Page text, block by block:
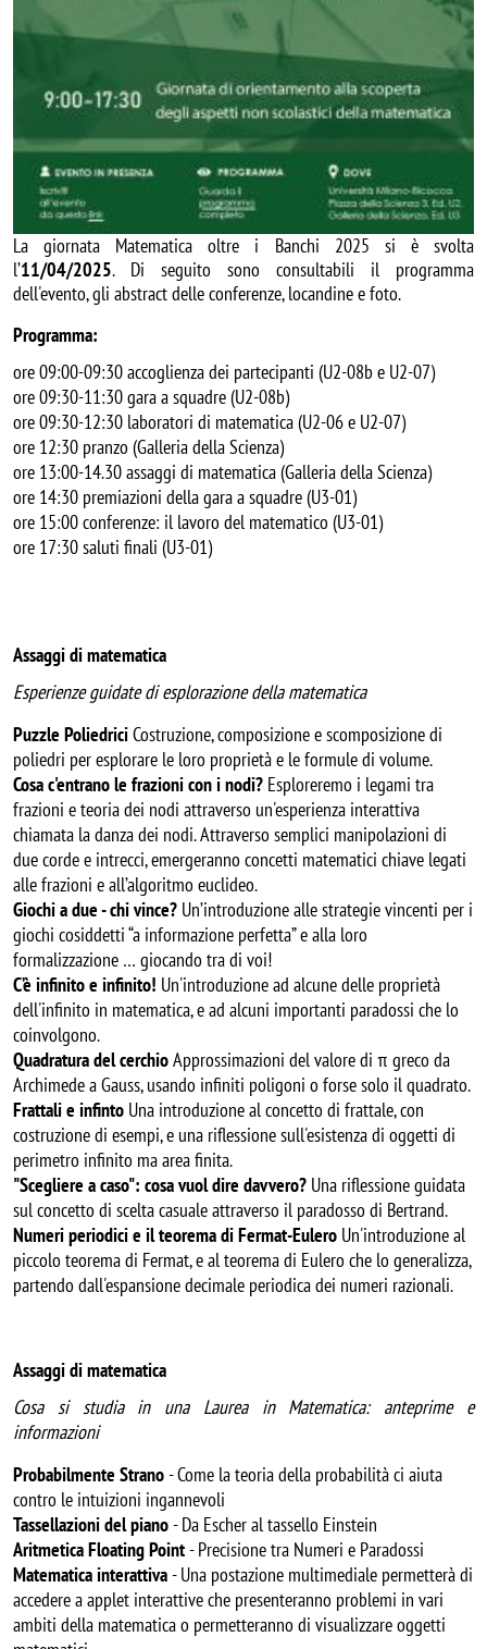
La giornata Matematica oltre i Banchi 2025 si è svolta
l’11/04/2025. Di seguito sono consultabili il programma
dell'evento, gli abstract delle conferenze, locandine e foto.
Programma:
ore 09:00-09:30 accoglienza dei partecipanti (U2-08b e U2-07)
ore 09:30-11:30 gara a squadre (U2-08b)
ore 09:30-12:30 laboratori di matematica (U2-06 e U2-07)
ore 12:30 pranzo (Galleria della Scienza)
ore 13:00-14.30 assaggi di matematica (Galleria della Scienza)
ore 14:30 premiazioni della gara a squadre (U3-01)
ore 15:00 conferenze: il lavoro del matematico (U3-01)
ore 17:30 saluti finali (U3-01)
Assaggi di matematica
Esperienze guidate di esplorazione della matematica
Puzzle PoliedriciCostruzione, composizione e scomposizione di
poliedri per esplorare le loro proprietà e le formule di volume.
Cosa c'entrano le frazioni con i nodi? Esploreremo i legami tra
frazioni e teoria dei nodi attraverso un'esperienza interattiva
chiamata la danza dei nodi. Attraverso semplici manipolazioni di
due corde e intrecci, emergeranno concetti matematici chiave legati
alle frazioni e all’algoritmo euclideo.
Giochi a due - chi vince? Un’introduzione alle strategie vincenti per i
giochi cosiddetti “a informazione perfetta” e alla loro
formalizzazione … giocando tra di voi!
C’è infinito e infinito! Un'introduzione ad alcune delle proprietà
dell'infinito in matematica, e ad alcuni importanti paradossi che lo
coinvolgono.
Quadratura del cerchioApprossimazioni del valore di π greco da
Archimede a Gauss, usando infiniti poligoni o forse solo il quadrato.
Frattali e infinto Una introduzione al concetto di frattale, con
costruzione di esempi, e una riflessione sull'esistenza di oggetti di
perimetro infinito ma area finita.
"Scegliere a caso": cosa vuol dire davvero? Una riflessione guidata
sul concetto di scelta casuale attraverso il paradosso di Bertrand.
Numeri periodici e il teorema di Fermat-Eulero Un'introduzione al
piccolo teorema di Fermat, e al teorema di Eulero che lo generalizza,
partendo dall'espansione decimale periodica dei numeri razionali.
Assaggi di matematica
Cosa si studia in una Laurea in Matematica: anteprime e
informazioni
Probabilmente Strano- Come la teoria della probabilità ci aiuta
contro le intuizioni ingannevoli
Tassellazioni del piano- Da Escher al tassello Einstein
Aritmetica Floating Point- Precisione tra Numeri e Paradossi
Matematica interattiva- Una postazione multimediale permetterà di
accedere a applet interattive che presenteranno problemi in vari
ambiti della matematica o permetteranno di visualizzare oggetti